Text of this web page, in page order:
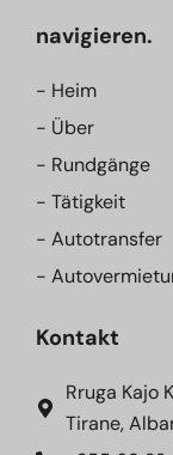
navigieren.
- Heim
- Über
- Rundgänge
- Tätigkeit
- Autotransfer
-
Kontakt
Rruga Kajo
Tirane,